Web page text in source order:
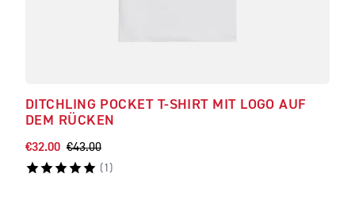
DITCHLING POCKET T-SHIRT MIT LOGO AUF
DEM RÜCKEN
€32.00 €43.00
( 1 )